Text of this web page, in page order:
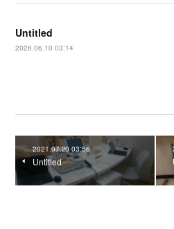
Untitled
2026.06.10 03:14
2021.07.20 03:56
Untitled